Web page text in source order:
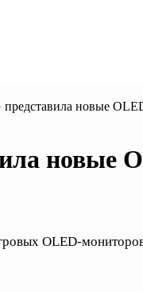
представила новые
новые
OLED-